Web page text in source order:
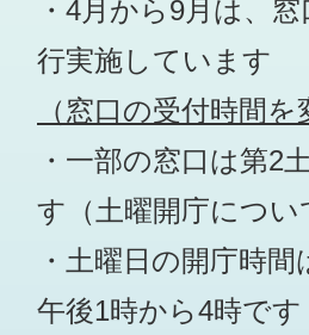
・4月から9月は、
行実施しています
（窓口の受付時間
・一部の窓口は第2
す （土曜開庁につ
・土曜日の開庁時
午後1時から4時です